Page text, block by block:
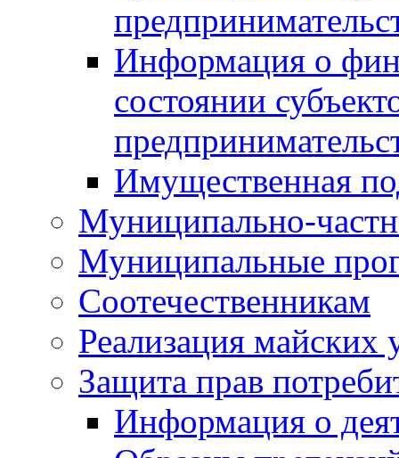
Информация о
состоянии
Имущественная
Муниципально-
Муниципальные
Соотечественникам
Реализация майских
Защита прав
Информация о